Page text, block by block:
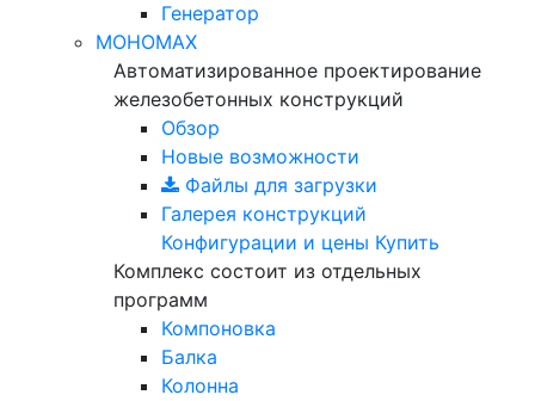
Генератор
МОНОМАХ
Автоматизированное проектирование
железобетонных конструкций
Обзор
Новые возможности
Файлы для загрузки
Галерея конструкций
Конфигурации и цены Купить
Комплекс состоит из отдельных
программ
Компоновка
Балка
Колонна